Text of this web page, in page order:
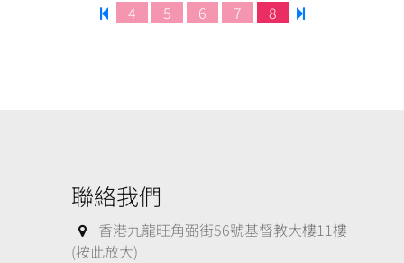
4 5 6 7 8
聯絡我們
香港九龍旺角弼街56號基督教大樓11樓
(按此放大)